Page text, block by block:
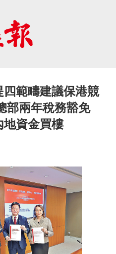
範疇建議保港競
部兩年稅務豁免
地資金買樓